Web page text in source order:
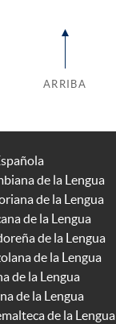
ARRIBA
de la Lengua
de la Lengua
de la Lengua
de la Lengua
de la Lengua
de la Lengua
de la Lengua
de la Lengua